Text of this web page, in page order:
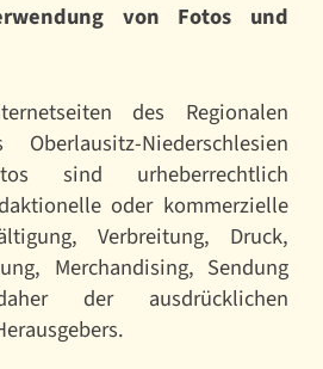
von Fotos und
des Regionalen
Oberlausitz-Niederschlesien
sind urheberrechtlich
oder kommerzielle
Verbreitung, Druck,
Merchandising, Sendung
der ausdrücklichen